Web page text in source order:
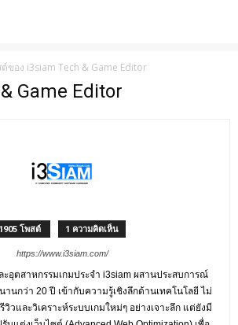
ของ i3siam Tech & Game Editor
Game Editor
1905 โพสต์ 1 ความคิดเห็น
https://www.i3siam.com/
อุตสาหกรรมเกมประจำ i3siam ผสานประสบการณ์
านกว่า 20 ปี เข้ากับความรู้เชิงลึกด้านเทคโนโลยี ไม่
วและวิเคราะห์ระบบเกมใหม่ๆ อย่างเจาะลึก แต่ยังมี